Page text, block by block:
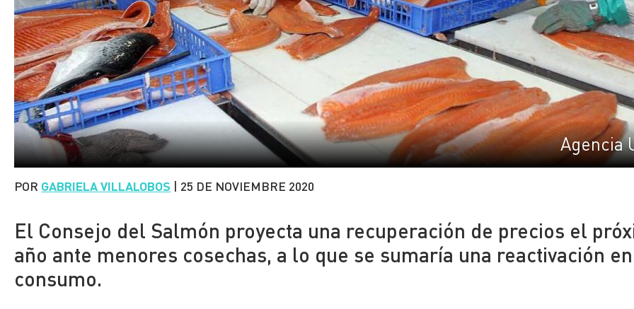
Agencia
POR GABRIELA VILLALOBOS | 25 DE NOVIEMBRE 2020
El Consejo del Salmón proyecta una recuperación de precios el
año ante menores cosechas, a lo que se sumaría una reactivación
consumo.